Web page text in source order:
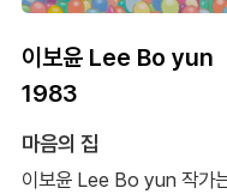
이보윤 Lee Bo yun
1983
마음의 집
이보윤 Lee Bo yun 작가